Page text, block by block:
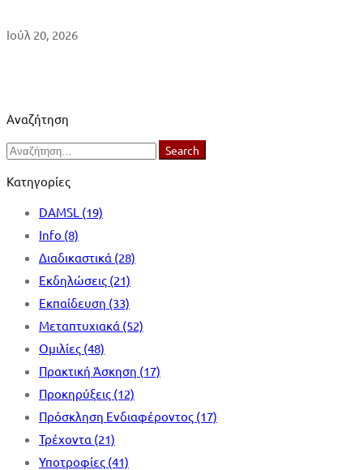
Ιούλ 20, 2026
Αναζήτηση
Search
Search
Κατηγορίες
DAMSL (19)
Info (8)
Διαδικαστικά (28)
Εκδηλώσεις (21)
Εκπαίδευση (33)
Μεταπτυχιακά (52)
Ομιλίες (48)
Πρακτική Άσκηση (17)
Προκηρύξεις (12)
Πρόσκληση Ενδιαφέροντος (17)
Τρέχοντα (21)
Υποτροφίες (41)